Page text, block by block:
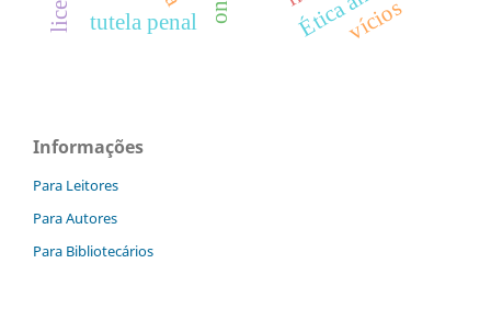
tutela penal vícios
Informações
Para Leitores
Para Autores
Para Bibliotecários